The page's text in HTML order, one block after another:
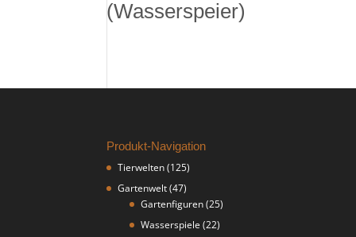
(Wasserspeier)
Produkt-Navigation
Tierwelten (125)
Gartenwelt (47)
Gartenfiguren (25)
Wasserspiele (22)